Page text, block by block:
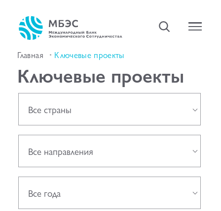
Главная Ключевые проекты
Ключевые проекты
Все страны
Все направления
Все года